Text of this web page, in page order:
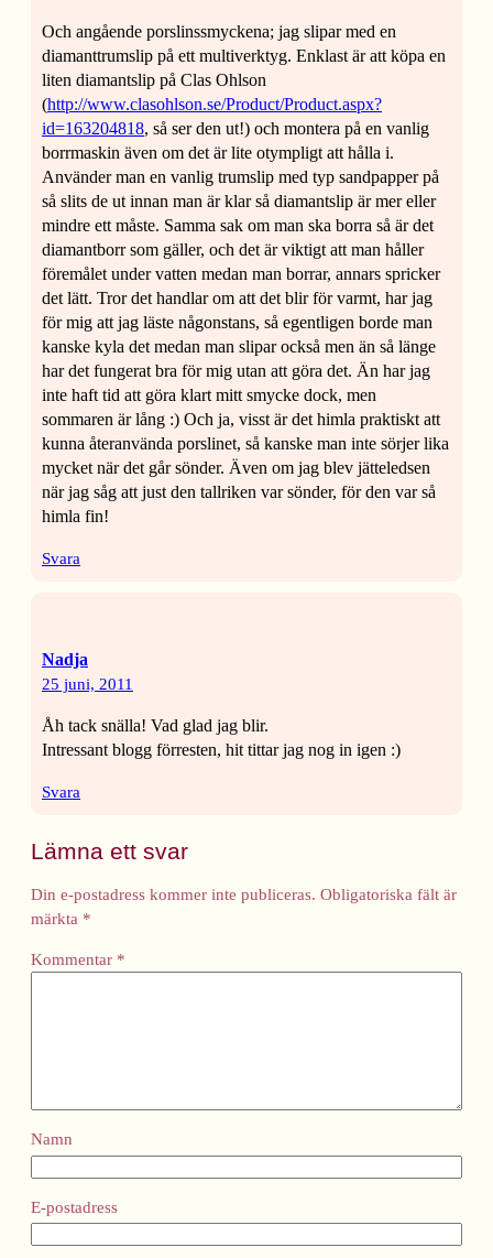
Och angående porslinssmyckena; jag slipar med en
diamanttrumslip på ett multiverktyg. Enklast är att köpa en
liten diamantslip på Clas Ohlson
(http://www.clasohlson.se/Product/Product.aspx?
id=163204818, så ser den ut!) och montera på en vanlig
borrmaskin även om det är lite otympligt att hålla i.
Använder man en vanlig trumslip med typ sandpapper på
så slits de ut innan man är klar så diamantslip är mer eller
mindre ett måste. Samma sak om man ska borra så är det
diamantborr som gäller, och det är viktigt att man håller
föremålet under vatten medan man borrar, annars spricker
det lätt. Tror det handlar om att det blir för varmt, har jag
för mig att jag läste någonstans, så egentligen borde man
kanske kyla det medan man slipar också men än så länge
har det fungerat bra för mig utan att göra det. Än har jag
inte haft tid att göra klart mitt smycke dock, men
sommaren är lång :) Och ja, visst är det himla praktiskt att
kunna återanvända porslinet, så kanske man inte sörjer lika
mycket när det går sönder. Även om jag blev jätteledsen
när jag såg att just den tallriken var sönder, för den var så
himla fin!
Svara
Nadja
25 juni, 2011
Åh tack snälla! Vad glad jag blir.
Intressant blogg förresten, hit tittar jag nog in igen :)
Svara
Lämna ett svar
Din e-postadress kommer inte publiceras. Obligatoriska fält är
märkta *
Kommentar *
Namn
E-postadress